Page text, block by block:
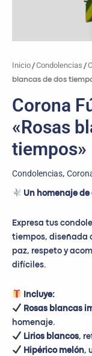
Inicio /Condolencias /
blancas de dos
Corona
«Rosas
tiempos»
Condolencias,
Un homenaje de
Expresa tus
tiempos, diseñada
paz, respeto y
difíciles.
Incluye:
Rosas blancas
homenaje.
Lirios blancos,
Hipérico melón,